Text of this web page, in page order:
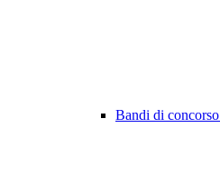
Bandi di concorso